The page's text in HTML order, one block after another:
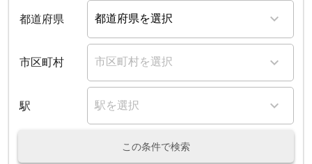
都道府県
市区町村
駅
この条件で検索